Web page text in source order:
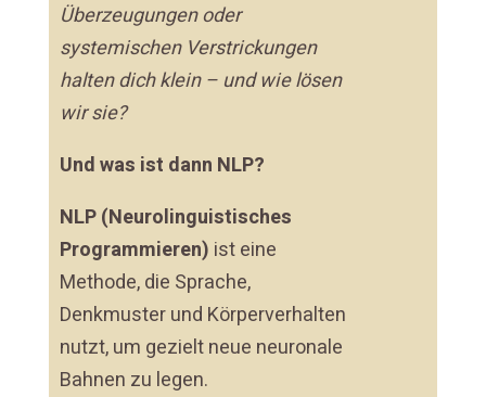
Überzeugungen oder
systemischen Verstrickungen
halten dich klein – und wie lösen
wir sie?
Und was ist dann NLP?
NLP (Neurolinguistisches
Programmieren) ist eine
Methode, die Sprache,
Denkmuster und Körperverhalten
nutzt, um gezielt neue neuronale
Bahnen zu legen.